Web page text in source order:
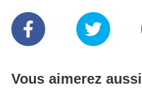
Vous aimerez aussi